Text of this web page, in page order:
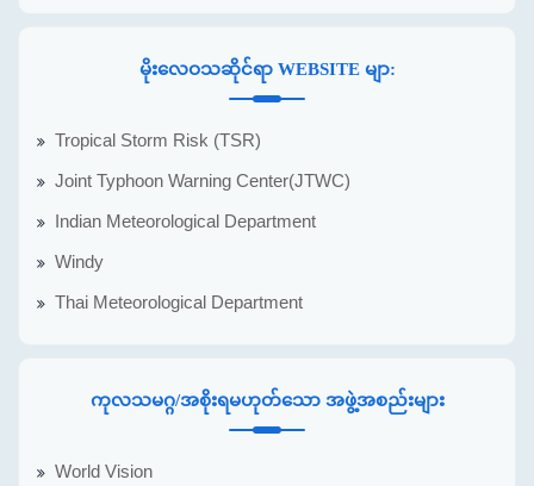
မိုးလေဝသဆိုင်ရာ WEBSITE မျာ:
Tropical Storm Risk (TSR)
Joint Typhoon Warning Center(JTWC)
Indian Meteorological Department
Windy
Thai Meteorological Department
ကုလသမဂ္ဂ/အစိုးရမဟုတ်သော အဖွဲ့အစည်းများ
World Vision